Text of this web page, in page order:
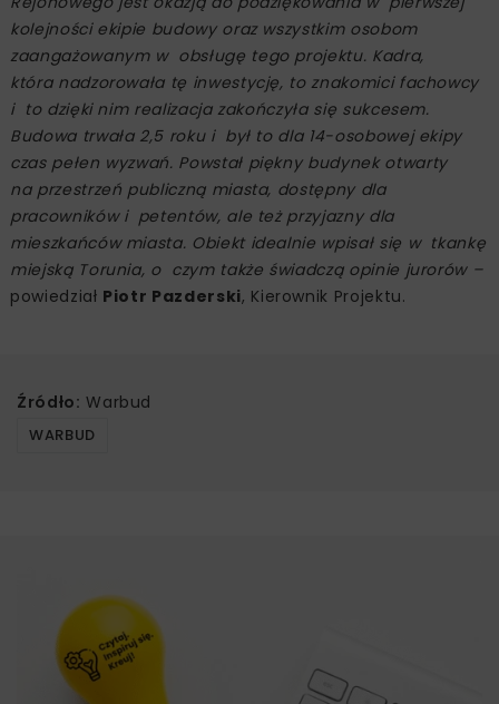
kolejności ekipie budowy oraz wszystkim osobom
zaangażowanym w obsługę tego projektu. Kadra,
która nadzorowała tę inwestycję, to znakomici fachowcy
i to dzięki nim realizacja zakończyła się sukcesem.
Budowa trwała 2,5 roku i był to dla 14-osobowej ekipy
czas pełen wyzwań. Powstał piękny budynek otwarty
na przestrzeń publiczną miasta, dostępny dla
pracowników i petentów, ale też przyjazny dla
mieszkańców miasta. Obiekt idealnie wpisał się w tkankę
miejską Torunia, o czym także świadczą opinie jurorów –
powiedział Piotr Pazderski, Kierownik Projektu.
Źródło: Warbud
WARBUD